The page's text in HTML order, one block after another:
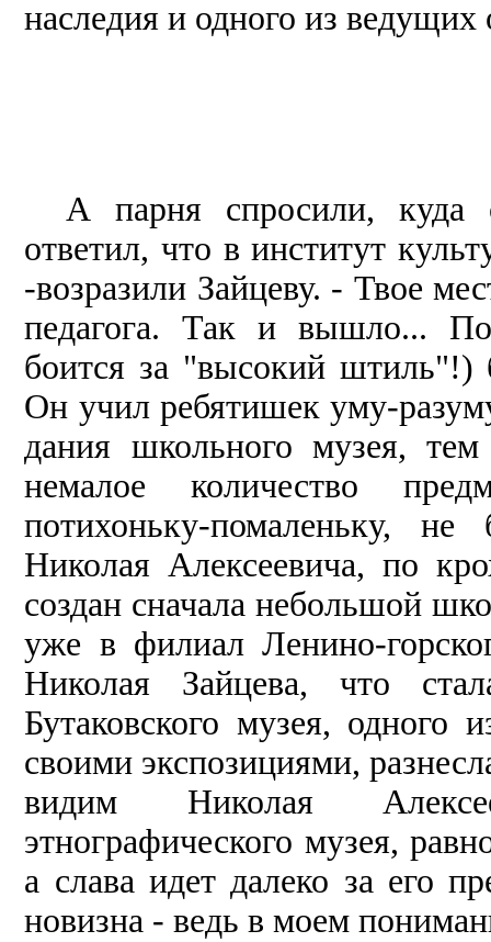
наследия и одного из ведущих
А парня спросили, куда
ответил, что в институт
-возразили Зайцеву. - Твое
педагога. Так и вышло...
боится за "высокий штиль"!)
Он учил ребятишек уму-
дания школьного музея,
нема­лое количество
потихоньку-помаленьку,
Николая Алексеевича, по
создан сначала неболь­шой
уже в филиал Ленино-
Николая Зайцева, что
Бутаковского музея, одного
своими экспозициями,
видим Николая
этнографического музея,
а слава идет далеко за его
новизна - ведь в моем